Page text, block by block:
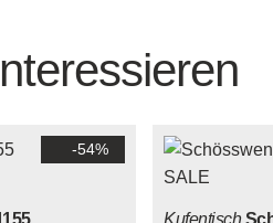
-54%
Kufentisch